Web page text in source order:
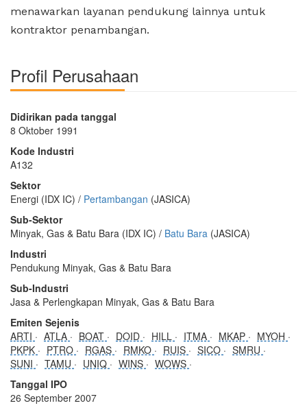
menawarkan layanan pendukung lainnya untuk
kontraktor penambangan.
Profil Perusahaan
Didirikan pada tanggal
8 Oktober 1991
Kode Industri
A132
Sektor
Energi (IDX IC) / Pertambangan (JASICA)
Sub-Sektor
Minyak, Gas & Batu Bara (IDX IC) / Batu Bara (JASICA)
Industri
Pendukung Minyak, Gas & Batu Bara
Sub-Industri
Jasa & Perlengkapan Minyak, Gas & Batu Bara
Emiten Sejenis
ARTI
ATLA BOAT DOID HILL ITMA MKAP
MYOH
PKPK
PTRO RGAS RMKO RUIS SICO
SMRU
SUNI
TAMU UNIQ WINS
WOWS
Tanggal IPO
26 September 2007